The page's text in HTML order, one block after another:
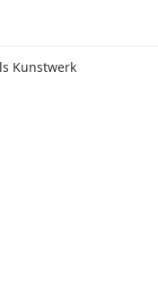
Kunstwerk